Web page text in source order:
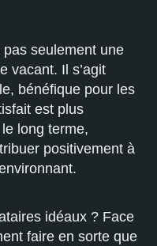
pas seulement une
vacant. Il s’agit
bénéfique pour les
est plus
long terme,
positivement à
idéaux ? Face
faire en sorte que